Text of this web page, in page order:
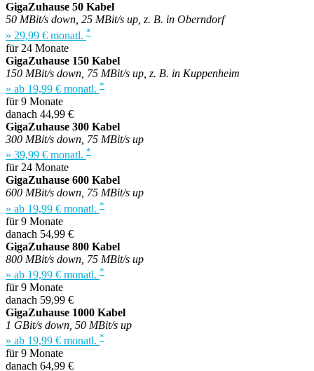
GigaZuhause 50 Kabel
50 MBit/s down, 25 MBit/s up, z. B. in Oberndorf
» 29,99 € monatl. *
für 24 Monate
GigaZuhause 150 Kabel
150 MBit/s down, 75 MBit/s up, z. B. in Kuppenheim
» ab 19,99 € monatl. *
für 9 Monate
danach 44,99 €
GigaZuhause 300 Kabel
300 MBit/s down, 75 MBit/s up
» 39,99 € monatl. *
für 24 Monate
GigaZuhause 600 Kabel
600 MBit/s down, 75 MBit/s up
» ab 19,99 € monatl. *
für 9 Monate
danach 54,99 €
GigaZuhause 800 Kabel
800 MBit/s down, 75 MBit/s up
» ab 19,99 € monatl. *
für 9 Monate
danach 59,99 €
GigaZuhause 1000 Kabel
1 GBit/s down, 50 MBit/s up
» ab 19,99 € monatl. *
für 9 Monate
danach 64,99 €